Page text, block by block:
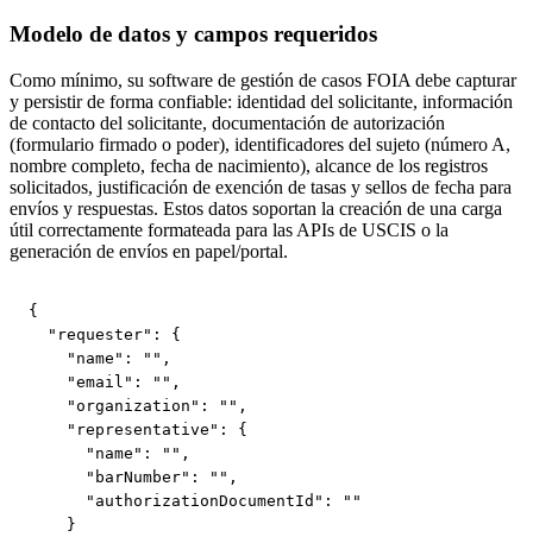
Modelo de datos y campos requeridos
Como mínimo, su software de gestión de casos FOIA debe capturar
y persistir de forma confiable: identidad del solicitante, información
de contacto del solicitante, documentación de autorización
(formulario firmado o poder), identificadores del sujeto (número A,
nombre completo, fecha de nacimiento), alcance de los registros
solicitados, justificación de exención de tasas y sellos de fecha para
envíos y respuestas. Estos datos soportan la creación de una carga
útil correctamente formateada para las APIs de USCIS o la
generación de envíos en papel/portal.
{
  "requester": {
    "name": "",
    "email": "",
    "organization": "",
    "representative": {
      "name": "",
      "barNumber": "",
      "authorizationDocumentId": ""
    }